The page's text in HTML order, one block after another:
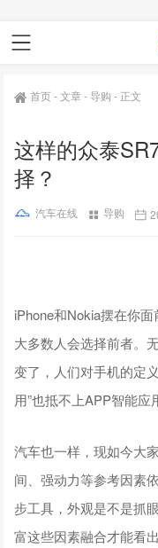
首页-文章-导购 - 正文
这样的众泰
择？
汽车在线 导购
iPhone和Nokia摆在你
大多数人会选择前者。
变了，人们对手机的定
用”也抵不上APP智能应
汽车也一样，现如今大
间、强动力等参考因素
步工具，外观是不是抓
富这些因素融合才能看